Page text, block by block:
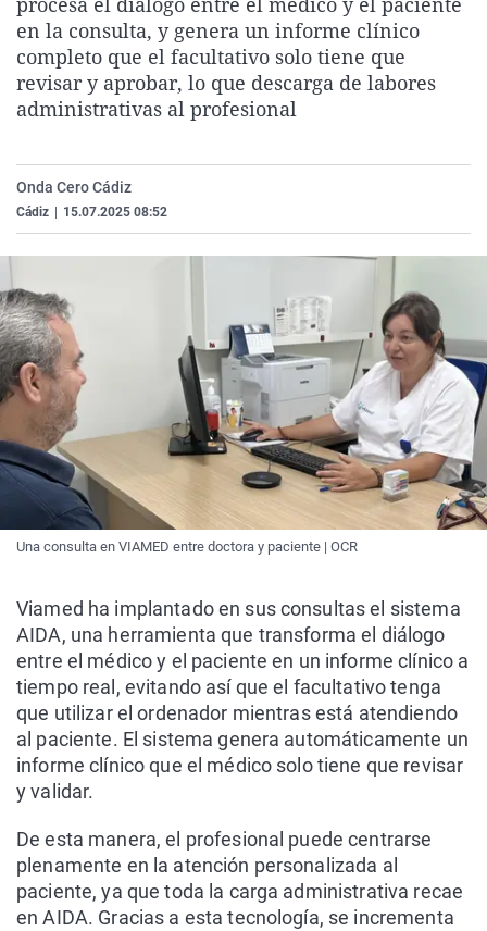
La rosa de los vientos
Gente viajera
Como el perro y el
Caso
Retornados
Equipo de
Extremadura
Galicia
La Rioja
País Vasco
Virales
Televisión
Elecciones
en la consulta, y genera un informe clínico
completo que el facultativo solo tiene que
revisar y aprobar, lo que descarga de labores
administrativas al profesional
Onda Cero Cádiz
Cádiz 15.07.2025 08:52
Una consulta en VIAMED entre doctora y paciente | OCR
Viamed ha implantado en sus consultas el sistema
AIDA, una herramienta que transforma el diálogo
entre el médico y el paciente en un informe clínico a
tiempo real, evitando así que el facultativo tenga
que utilizar el ordenador mientras está atendiendo
al paciente. El sistema genera automáticamente un
informe clínico que el médico solo tiene que revisar
y validar.
De esta manera, el profesional puede centrarse
plenamente en la atención personalizada al
paciente, ya que toda la carga administrativa recae
en AIDA. Gracias a esta tecnología, se incrementa